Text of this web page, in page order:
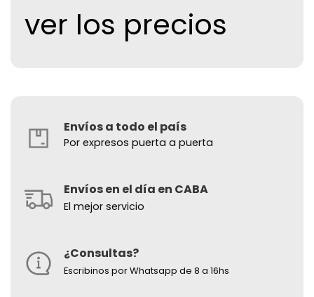
ver los precios
Envíos a todo el país
Por expresos puerta a puerta
Envíos en el día en CABA
El mejor servicio
¿Consultas?
Escribinos por Whatsapp de 8 a 16hs